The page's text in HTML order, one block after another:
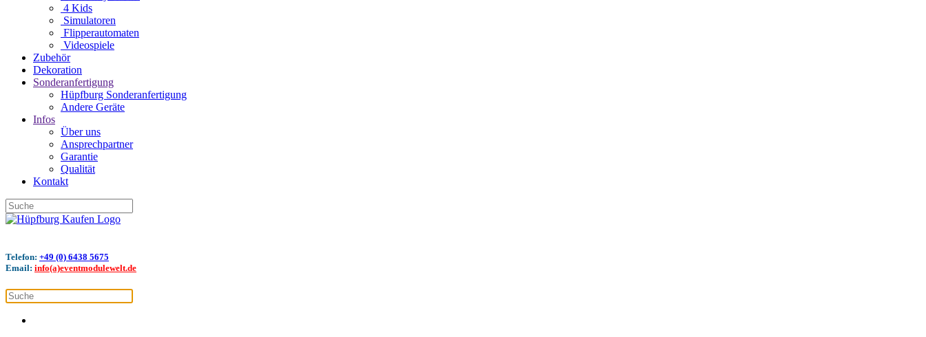
4 Kids
Simulatoren
Flipperautomaten
Videospiele
Zubehör
Dekoration
Sonderanfertigung
Hüpfburg Sonderanfertigung
Andere Geräte
Infos
Über uns
Ansprechpartner
Garantie
Qualität
Kontakt
Telefon: +49 (0) 6438 5675
Email: info(a)eventmodulewelt.de